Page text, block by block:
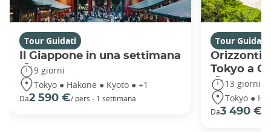
Tour Guidati
Il Giappone in una settimana
9 giorni
Tokyo ● Hakone ● Kyoto ● +1
Da2 590 €/ pers - 1 settimana
Tour Guidati
Orizzonti
Tokyo a
13 giorni
Tokyo ●
Da3 490 €